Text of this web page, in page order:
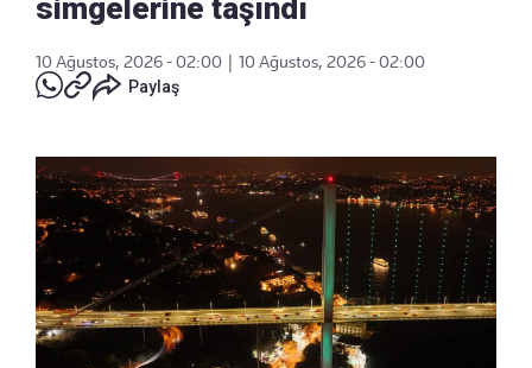
simgelerine taşındı
10 Ağustos, 2026 - 02:00
10 Ağustos, 2026 - 02:00
Paylaş